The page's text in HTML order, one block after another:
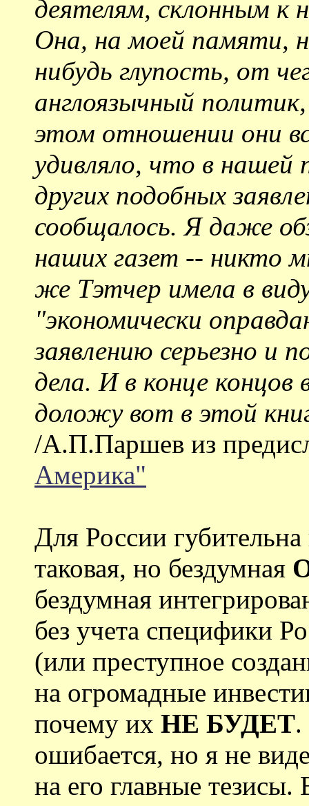
деятелям, склонным к
Она, на моей памяти,
нибудь глупость, от
англоязычный
этом отношении они
удивляло, что в нашей
других подобных
сообщалось. Я даже
наших газет -- никто
же Тэтчер имела в
"экономически
заявлению серьезно и
дела. И в конце концов
доложу вот в этой
/А.П.Паршев из
Америка"
Для России
таковая, но бездумная
бездумная
без учета специфики
(или преступное
на огромадные
почему их НЕ БУДЕТ.
ошибается, но я не
на его главные